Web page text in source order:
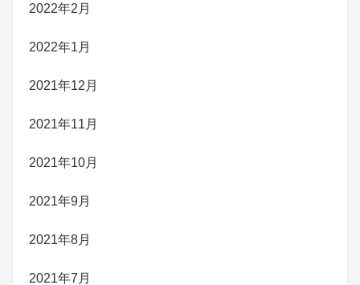
2022年2月
2022年1月
2021年12月
2021年11月
2021年10月
2021年9月
2021年8月
2021年7月